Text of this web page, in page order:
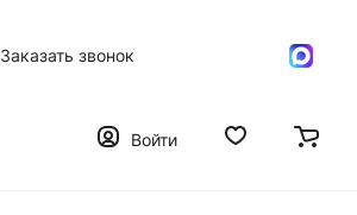
Заказать звонок
Войти